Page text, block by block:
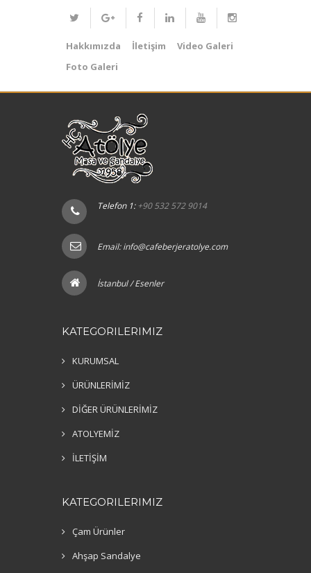
Hakkımızda İletişim
Video Galeri
Foto Galeri
Telefon 1: +90 532 572 9014
Email:info@cafeberjeratolye.com
İstanbul / Esenler
KATEGORILERIMIZ
KURUMSAL
ÜRÜNLERİMİZ
DİĞER ÜRÜNLERİMİZ
ATOLYEMİZ
İLETİŞİM
KATEGORILERIMIZ
Çam Ürünler
Ahşap Sandalye